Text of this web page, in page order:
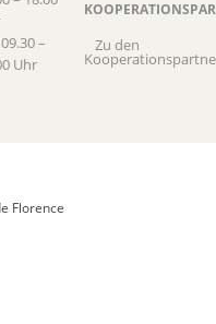
–
Uhr
Zu den
Florence